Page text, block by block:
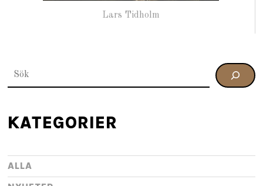
Lars Tidholm
SÖK
KATEGORIER
ALLA